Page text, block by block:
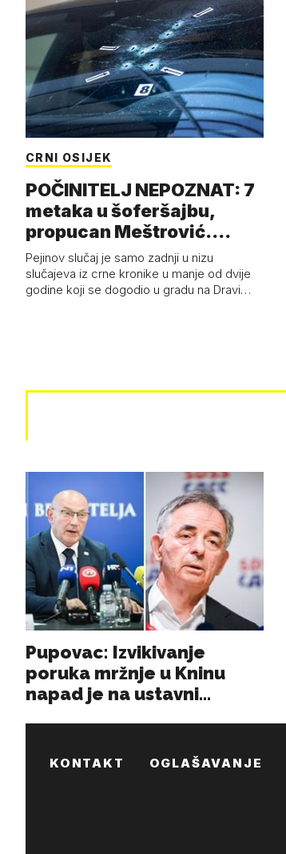
CRNI OSIJEK
POČINITELJ NEPOZNAT: 7
metaka u šoferšajbu,
propucan Meštrović.
Pretučen Pejin
Pejinov slučaj je samo zadnji u nizu
slučajeva iz crne kronike u manje od dvije
godine koji se dogodio u gradu na Dravi…
KONTAKT OGLAŠAVANJE